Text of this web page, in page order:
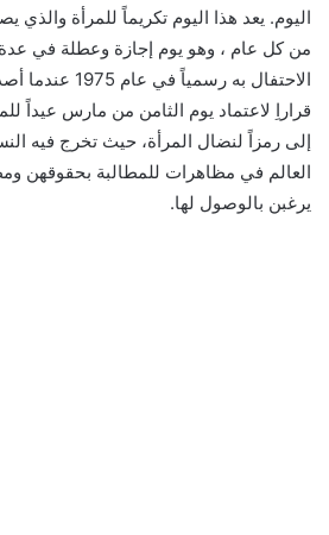
اليوم. يعد هذا اليوم تكريماً للمرأة
من كل عام ، وهو يوم إجازة وعطلة في عدة
الاحتفال به
قراراِ لاعتماد يوم الثامن من مارس عيداً
إلى رمزاً لنضال المرأة، حيث تخرج فيه
العالم في مظاهرات للمطالبة بحقوقهن
يرغبن بالوصول لها.